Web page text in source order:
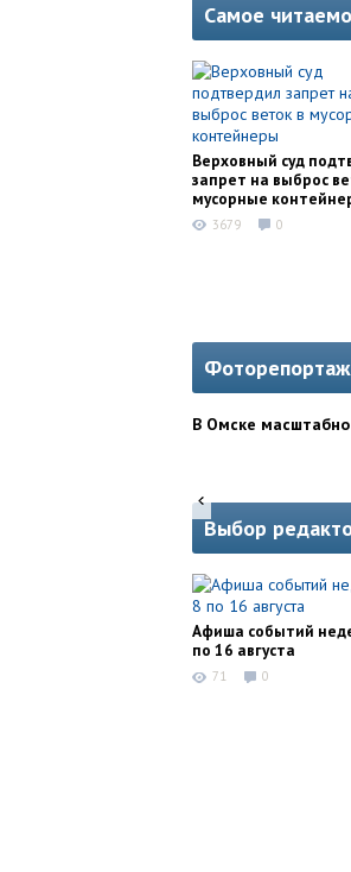
Самое
Верховный суд
запрет на выброс
мусорные
3679 0
Фоторепортаж
В Омске
Выбор
Афиша событий
по 16 августа
71 0